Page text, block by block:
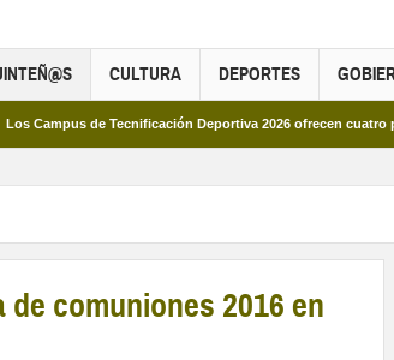
CULTURA DEPORTES
de Tecnificación Deportiva 2026 ofrecen cuatro propuestas
comuniones 2016 en